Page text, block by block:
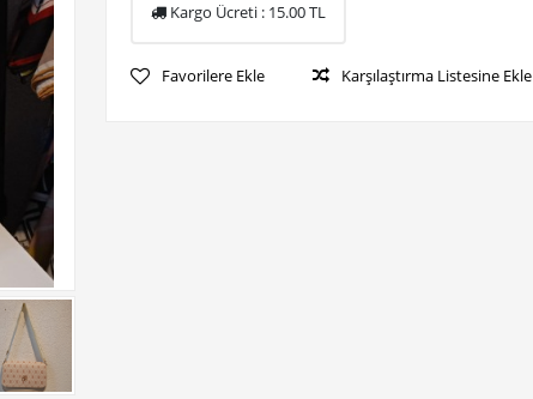
Kargo Ücreti : 15.00TL
Favorilere Ekle Karşılaştırma Listesine Ekle